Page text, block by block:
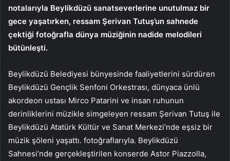
notalarıyla Beylikdüzü sanatseverlerine unutulmaz bir
gece yaşatırken, ressam Şerivan Tutuş’un sahnede
çektiği fotoğrafla dünya müziğinin nadide melodileri
bütünleşti.
Beylikdüzü Belediyesi bünyesinde faaliyetlerini sürdüren
Beylikdüzü Gençlik Senfoni Orkestrası, dünyaca ünlü
akordeon ustası Mirco Patarini ve insan ruhunun
derinliklerini müzikle simgeleyen ressam Şerivan Tutuş ile
Beylikdüzü Atatürk Kültür ve Sanat Merkezi’nde eşsiz bir
müzik şöleni yaşattı. fotoğraflarıyla. Beylikdüzü
Sahnesi’nde gerçekleştirilen konserde Astor Piazzolla,